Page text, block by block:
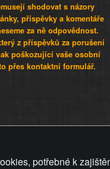
shodovat s názory
příspěvky a komentáře
za ně odpovědnost.
z příspěvků za porušení
poškozující vaše osobní
přes kontaktní formulář.
potřebné k